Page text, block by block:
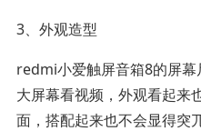
3、外观造型
redmi小爱触屏音箱8的屏
大屏幕看视频，外观看起来
面，搭配起来也不会显得突